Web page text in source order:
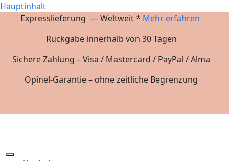
Hauptinhalt
Expresslieferung — Weltweit * Mehr erfahren
Rückgabe innerhalb von 30 Tagen
Sichere Zahlung – Visa / Mastercard / PayPal / Alma
Opinel-Garantie – ohne zeitliche Begrenzung